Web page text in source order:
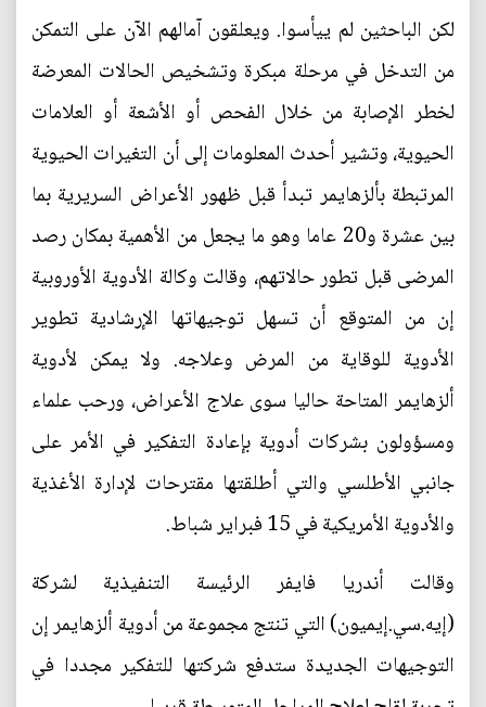
لكن الباحثين لم ييأسوا. ويعلقون آمالهم الآن على التمكن
من التدخل في مرحلة مبكرة وتشخيص الحالات المعرضة
لخطر الإصابة من خلال الفحص أو الأشعة أو العلامات
الحيوية، وتشير أحدث المعلومات إلى أن التغيرات الحيوية
المرتبطة بألزهايمر تبدأ قبل ظهور الأعراض السريرية بما
بين عشرة و20 عاما وهو ما يجعل من الأهمية بمكان رصد
المرضى قبل تطور حالاتهم، وقالت وكالة الأدوية الأوروبية
إن من المتوقع أن تسهل توجيهاتها الإرشادية تطوير
الأدوية للوقاية من المرض وعلاجه. ولا يمكن لأدوية
ألزهايمر المتاحة حاليا سوى علاج الأعراض، ورحب علماء
ومسؤولون بشركات أدوية بإعادة التفكير في الأمر على
جانبي الأطلسي والتي أطلقتها مقترحات لإدارة الأغذية
والأدوية الأمريكية في 15 فبراير شباط.
وقالت أندريا فايفر الرئيسة التنفيذية لشركة
(إيه.سي.إيميون) التي تنتج مجموعة من أدوية ألزهايمر إن
التوجيهات الجديدة ستدفع شركتها للتفكير مجددا في